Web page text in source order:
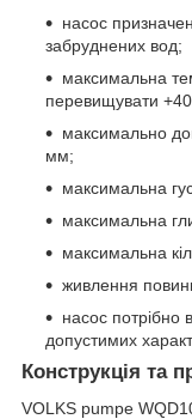
насос
забруднених вод;
максимальна
перевищувати
максимально
мм;
максимальна
максимальна
максимальна
живлення
насос потрібно
допустимих
Конструкція та
VOLKS pumpe